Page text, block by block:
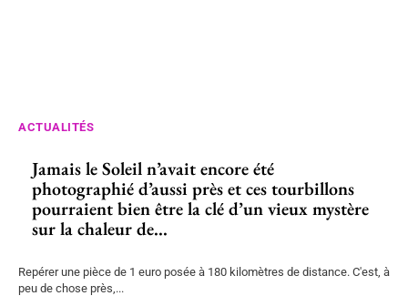
ACTUALITÉS
Jamais le Soleil n’avait encore été
photographié d’aussi près et ces tourbillons
pourraient bien être la clé d’un vieux mystère
sur la chaleur de...
Repérer une pièce de 1 euro posée à 180 kilomètres de distance. C'est, à
peu de chose près,...